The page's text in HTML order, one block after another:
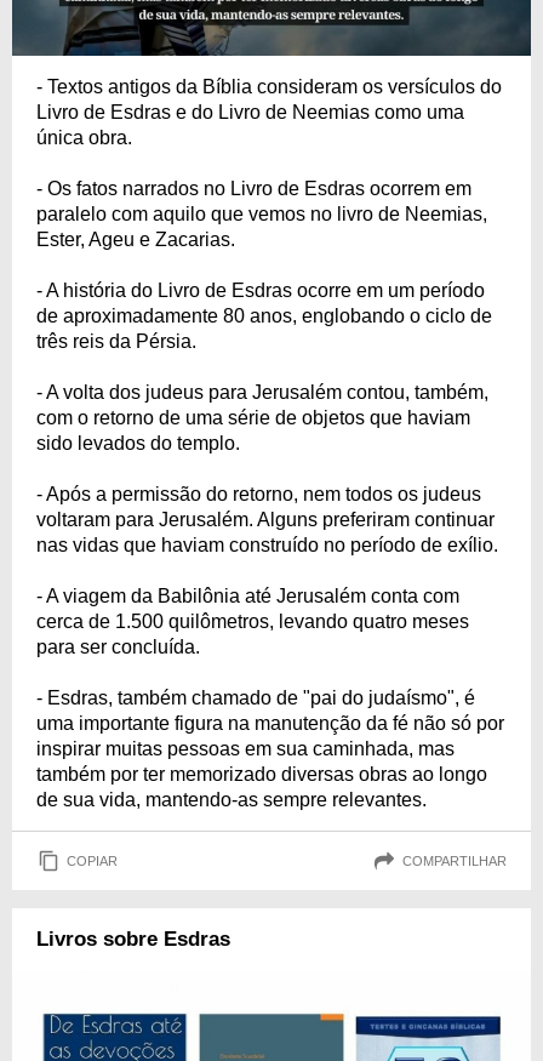
- Textos antigos da Bíblia consideram os versículos do
Livro de Esdras e do Livro de Neemias como uma
única obra.
- Os fatos narrados no Livro de Esdras ocorrem em
paralelo com aquilo que vemos no livro de Neemias,
Ester, Ageu e Zacarias.
- A história do Livro de Esdras ocorre em um período
de aproximadamente 80 anos, englobando o ciclo de
três reis da Pérsia.
- A volta dos judeus para Jerusalém contou, também,
com o retorno de uma série de objetos que haviam
sido levados do templo.
- Após a permissão do retorno, nem todos os judeus
voltaram para Jerusalém. Alguns preferiram continuar
nas vidas que haviam construído no período de exílio.
- A viagem da Babilônia até Jerusalém conta com
cerca de 1.500 quilômetros, levando quatro meses
para ser concluída.
- Esdras, também chamado de "pai do judaísmo", é
uma importante figura na manutenção da fé não só por
inspirar muitas pessoas em sua caminhada, mas
também por ter memorizado diversas obras ao longo
de sua vida, mantendo-as sempre relevantes.
COPIAR COMPARTILHAR
Livros sobre Esdras